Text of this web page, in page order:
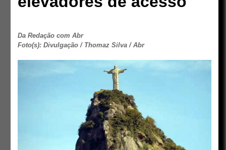
Da Redação com Abr
Foto(s): Divulgação / Thomaz Silva / Abr